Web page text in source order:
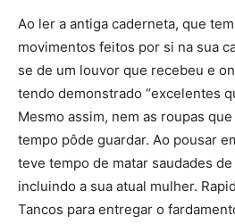
Ao ler a antiga caderneta, que
movimentos feitos por si na sua
se de um louvor que recebeu e
tendo demonstrado “excelentes
Mesmo assim, nem as roupas
tempo pôde guardar. Ao pousar
teve tempo de matar saudades
incluindo a sua atual mulher.
Tancos para entregar o